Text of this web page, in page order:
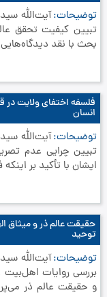
توضیحات آیت‌الله
تبیین کیفیت تحقق
بحث با نقد
فلسفه اختفای ولایت در
انسان
توضیحات آیت‌الله
تبیین چرایی عدم
ایشان با تأکید بر
حقیقت عالم ذر و میثاق
توحید
توضیحات آیت‌الله
بررسی روایات اهل‌بیت
و حقیقت عالم ذر